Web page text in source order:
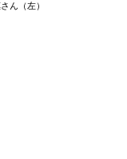
ん（左）